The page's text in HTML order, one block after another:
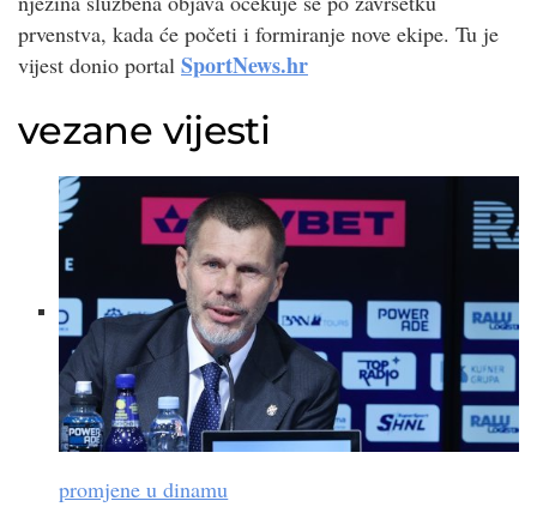
prvenstva, kada će početi i formiranje nove ekipe. Tu je
vijest donio portal SportNews.hr
vezane vijesti
promjene u dinamu